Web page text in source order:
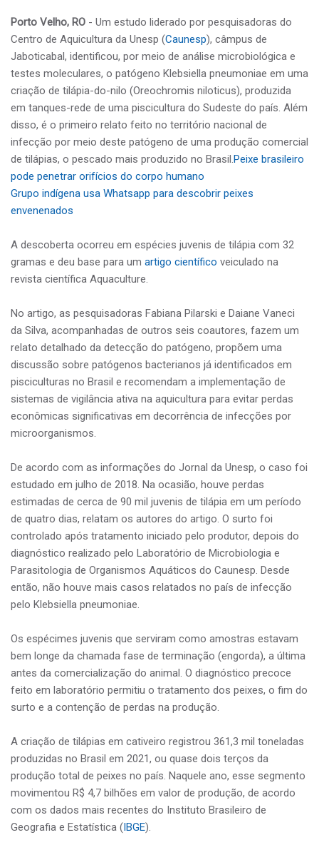
Porto Velho, RO - Um estudo liderado por pesquisadoras do
Centro de Aquicultura da Unesp (Caunesp), câmpus de
Jaboticabal, identificou, por meio de análise microbiológica e
testes moleculares, o patógeno Klebsiella pneumoniae em uma
criação de tilápia-do-nilo (Oreochromis niloticus), produzida
em tanques-rede de uma piscicultura do Sudeste do país. Além
disso, é o primeiro relato feito no território nacional de
infecção por meio deste patógeno de uma produção comercial
de tilápias, o pescado mais produzido no Brasil.Peixe brasileiro
pode penetrar orifícios do corpo humano
Grupo indígena usa Whatsapp para descobrir peixes
envenenados
A descoberta ocorreu em espécies juvenis de tilápia com 32
gramas e deu base para um artigo científico veiculado na
revista científica Aquaculture.
No artigo, as pesquisadoras Fabiana Pilarski e Daiane Vaneci
da Silva, acompanhadas de outros seis coautores, fazem um
relato detalhado da detecção do patógeno, propõem uma
discussão sobre patógenos bacterianos já identificados em
pisciculturas no Brasil e recomendam a implementação de
sistemas de vigilância ativa na aquicultura para evitar perdas
econômicas significativas em decorrência de infecções por
microorganismos.
De acordo com as informações do Jornal da Unesp, o caso foi
estudado em julho de 2018. Na ocasião, houve perdas
estimadas de cerca de 90 mil juvenis de tilápia em um período
de quatro dias, relatam os autores do artigo. O surto foi
controlado após tratamento iniciado pelo produtor, depois do
diagnóstico realizado pelo Laboratório de Microbiologia e
Parasitologia de Organismos Aquáticos do Caunesp. Desde
então, não houve mais casos relatados no país de infecção
pelo Klebsiella pneumoniae.
Os espécimes juvenis que serviram como amostras estavam
bem longe da chamada fase de terminação (engorda), a última
antes da comercialização do animal. O diagnóstico precoce
feito em laboratório permitiu o tratamento dos peixes, o fim do
surto e a contenção de perdas na produção.
A criação de tilápias em cativeiro registrou 361,3 mil toneladas
produzidas no Brasil em 2021, ou quase dois terços da
produção total de peixes no país. Naquele ano, esse segmento
movimentou R$ 4,7 bilhões em valor de produção, de acordo
com os dados mais recentes do Instituto Brasileiro de
Geografia e Estatística (IBGE).